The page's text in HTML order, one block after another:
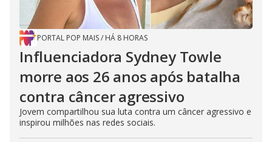
PORTAL POP MAIS/ HÁ 8 HORAS
Influenciadora Sydney Towle
morre aos 26 anos após batalha
contra câncer agressivo
Jovem compartilhou sua luta contra um câncer agressivo e
inspirou milhões nas redes sociais.